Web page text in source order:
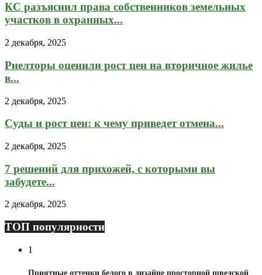
КС разъяснил права собственников земельных
участков в охранных...
2 декабря, 2025
Риелторы оценили рост цен на вторичное жилье
в...
2 декабря, 2025
Суды и рост цен: к чему приведет отмена...
2 декабря, 2025
7 решений для прихожей, с которыми вы
забудете...
2 декабря, 2025
ТОП популярности
1
Приятные оттенки белого в дизайне просторной шведской